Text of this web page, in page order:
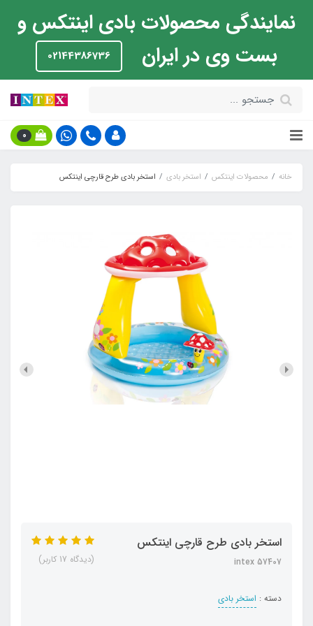
نمایندگی محصولات بادی اینتکس و
بست وی در ایران
02144386736
0
خانه محصولات اینتکس استخر بادی استخر بادی طرح قارچی اینتکس
استخر بادی طرح قارچی اینتکس
intex 57407
دسته : استخر بادی
(دیدگاه 17 کاربر)